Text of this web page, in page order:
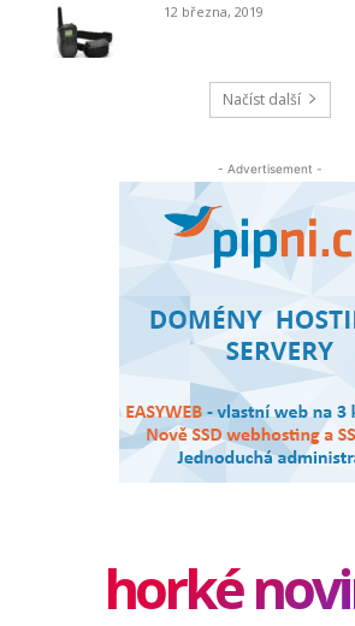
12 března, 2019
Načíst další
- Advertisement -
horké